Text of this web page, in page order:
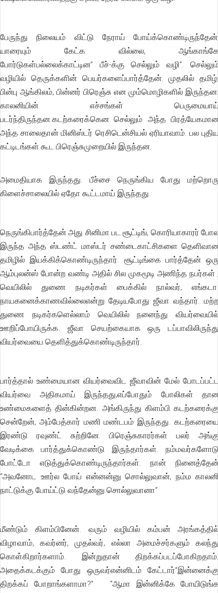
பேருந்து நிலையம் விட்டு நேராய்
யாரையும் கேட்க வில்லை,
போர்டுகள்பல்லைக்காட்டின” பீச்-க்கு செல்லும் வழி”.
வழியில் தெருக்களின் பெயர்களைப்பார்த்தேன். முதலில்
பின்பு ஆங்கிலம், பின்னர் பிரெஞ்சு என மும்மொழிகளில்
காலனியின் எச்சங்கள்
படர்ந்திருந்தன.கடற்கரைக்கென செல்லும் அந்த
அந்த சாலைதான் மினிஸ்டர் ரெசிடென்சியல் ஏரியாவாம். பல
கட்டிடங்கள் கூட பிரெஞ்சுமுறையில் இருந்தன.
அமைதியாக இருந்தது. பீச்சை நெருங்கிய போது
கிளைச்சாலையில் ஏதோ கூட்டமாய் இருந்தது.
நெருங்கிபார்த்தேன் அது சினிமா பட சூட்டிங், கொரியாகாரர்
இருந்த அந்த ஸ்டண்ட் மாஸ்டர் சண்டைகாட்சிகளை
தமிழில் இயக்கிக்கொண்டிருந்தார். சூட்டிங்கை பார்த்தேன்
ஆம்புலன்ஸ் போன்ற வண்டி அதில் சில முகமூடி அணிந்த நபர்கள்
வெயிலில் துணை நடிகர்கள் பைக்கில் நால்வர்,
நாயகனைக்காணவில்லைஎன்று தேடியபோது ஜீவா வந்தார்.
துணை நடிகர்களெல்லாம் வெயிலில் நனைந்து
ஊறிப்போயிருக்க. ஜீவா செயற்கையாக ஒரு
வியர்வையை தெளித்துக்கொண்டிருந்தார்.
பார்த்தால் உண்மையான வியர்வைவிட ஜீவாவின் மேல்
வியர்வை அதிகமாய் இருந்தது,எப்போதும் போலிகள்
உண்மைகளைத் தின்கின்றன. அங்கிருந்து கிளம்பி
சென்றேன், அம்பேத்கார் மணி மண்டபம் இருந்தது.
இரண்டு ரவுண்ட் சுற்றினே. பிரெஞ்சுகாரர்கள் பலர்
வேடிக்கை பார்த்துக்கொண்டு இருந்தார்கள்.
போட்டோ எடுத்துக்கொண்டிருந்தார்கள். நான்
“அவனோட ஊர்ல போய் என்னன்னு சொல்லுவான், நம்ம
நாட்டுக்கு போய்ட்டு வந்தேன்னு சொல்லுவானா”
மீண்டும் கிளம்பினேன். வரும் வழியில் கம்பன்
விழாவாம், கவர்னர், முதல்வர், எல்லா அமைச்சர்களும்
கொள்கிறார்களாம். இன்றுதான்
அதைக்கடக்கும் போது ஒருவர்என்னிடம்
திறக்கப் போறாங்களாமா?” “ஆமா இன்னிக்கே